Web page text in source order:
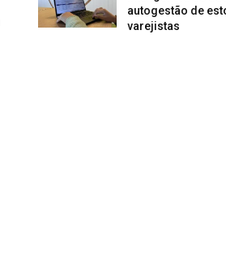
autogestão de
varejistas